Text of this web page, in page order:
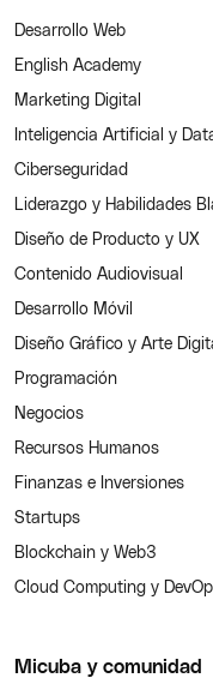
Desarrollo Web
English Academy
Marketing Digital
Inteligencia Artificial y
Ciberseguridad
Liderazgo y Habilidades
Diseño de Producto y UX
Contenido Audiovisual
Desarrollo Móvil
Diseño Gráfico y Arte
Programación
Negocios
Recursos Humanos
Finanzas e Inversiones
Startups
Blockchain y Web3
Cloud Computing y
Micuba y comunidad